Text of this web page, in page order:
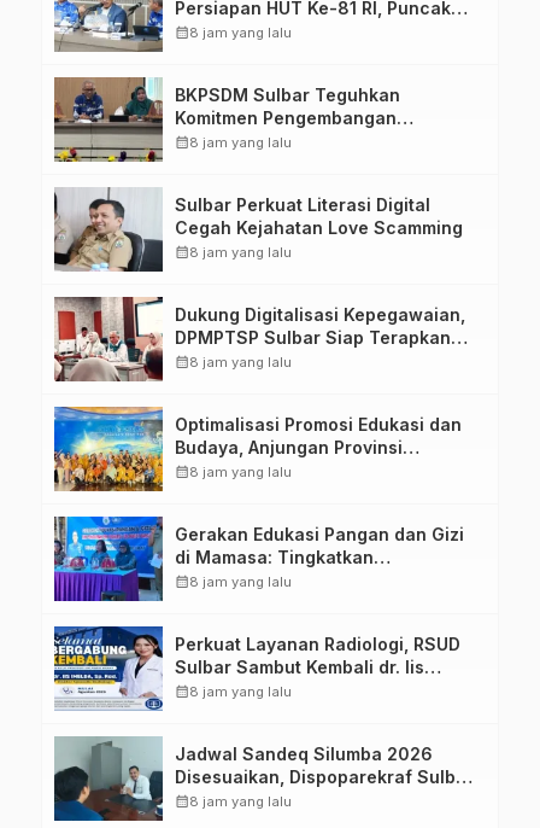
Persiapan HUT Ke-81 RI, Puncak
Upacara di Lapangan Ahmad
calendar_month8 jam yang lalu
BKPSDM Sulbar Teguhkan
Komitmen Pengembangan
Kompetensi ASN melalui
calendar_month8 jam yang lalu
Sulbar Perkuat Literasi Digital
Cegah Kejahatan Love Scamming
calendar_month8 jam yang lalu
Dukung Digitalisasi Kepegawaian,
DPMPTSP Sulbar Siap Terapkan
Aplikasi FLEKSI ASN
calendar_month8 jam yang lalu
Optimalisasi Promosi Edukasi dan
Budaya, Anjungan Provinsi
Sulawesi Barat Perkuat Kolaborasi
calendar_month8 jam yang lalu
Gerakan Edukasi Pangan dan Gizi
di Mamasa: Tingkatkan
Pengetahuan dan Keterampilan
calendar_month8 jam yang lalu
Perkuat Layanan Radiologi, RSUD
Sulbar Sambut Kembali dr. Iis
Imelda, Sp.Rad
calendar_month8 jam yang lalu
Jadwal Sandeq Silumba 2026
Disesuaikan, Dispoparekraf Sulbar
Pastikan Persiapan Tetap
calendar_month8 jam yang lalu